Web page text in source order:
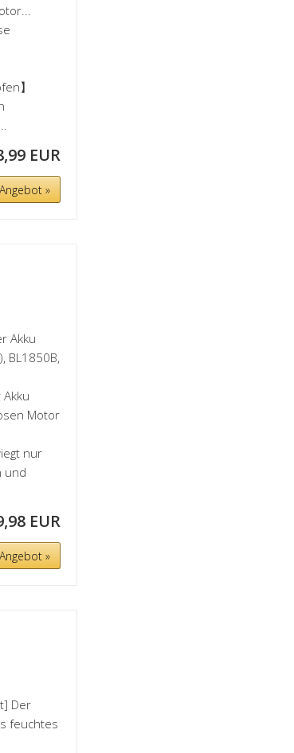
】
EUR
»
Akku
BL1850B,
Motor
nur
und
EUR
»
Der
feuchtes